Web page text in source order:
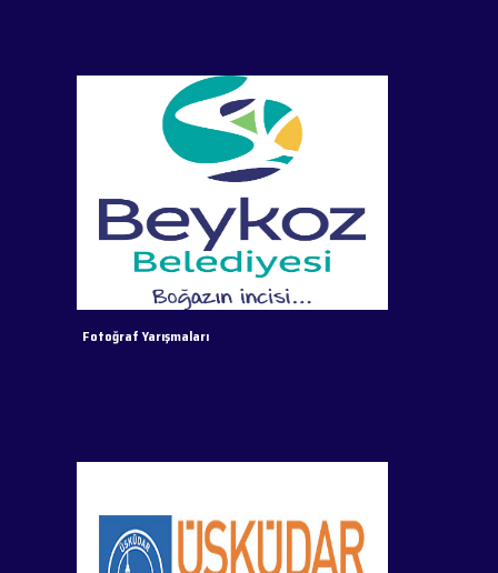
Fotoğraf Yarışmaları